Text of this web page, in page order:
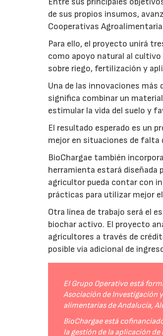
de sus propios insumos,
Cooperativas
Para ello, el proyecto unirá
como apoyo natural al
sobre riego, fertilización y
Una de las innovaciones
significa combinar un
estimular la vida del suelo y
El resultado esperado es un
mejor en situaciones de falta
BioChargae también
herramienta estará diseñada
agricultor pueda contar con
prácticas para utilizar mejor
Otra línea de trabajo será el
biochar activo. El proyecto
agricultores a través de
posible vía adicional de
El Grupo Operativo está
Asociación de Investigación
alimentarias de Andalucía,
BioChargae está
la gestión de la aplicación